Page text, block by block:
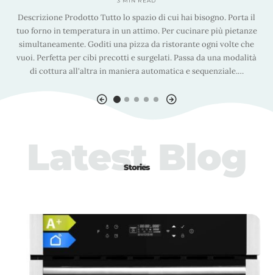
Prodotto Tutto lo spazio di cui hai bisogno. Porta il
in temperatura in un attimo. Per cucinare più pietanze
Goditi una pizza da ristorante ogni volte che
per cibi precotti e surgelati. Passa da una modalità
all'altra in maniera automatica e sequenziale.…
Stories
Latest Blog